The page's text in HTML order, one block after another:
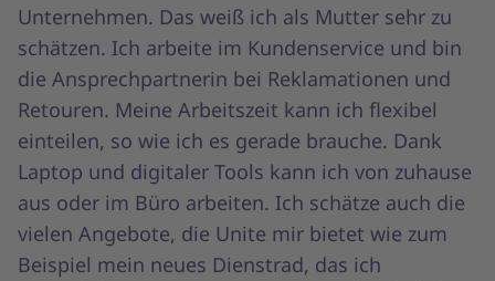
Unternehmen. Das weiß ich als Mutter sehr zu
schätzen. Ich arbeite im Kundenservice und bin
die Ansprechpartnerin bei Reklamationen und
Retouren. Meine Arbeitszeit kann ich flexibel
einteilen, so wie ich es gerade brauche. Dank
Laptop und digitaler Tools kann ich von zuhause
aus oder im Büro arbeiten. Ich schätze auch die
vielen Angebote, die Unite mir bietet wie zum
Beispiel mein neues Dienstrad, das ich